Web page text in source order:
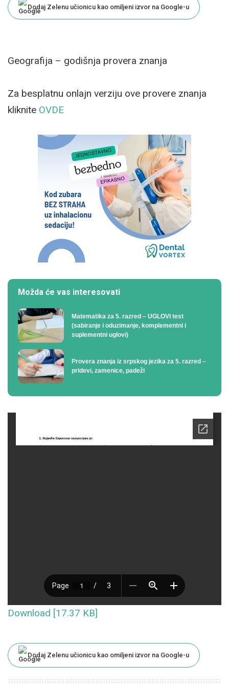
Dodaj Zelenu učionicu kao omiljeni izvor na Google-u
Geografija – godišnja provera znanja
Za besplatnu onlajn verziju ove provere znanja
kliknite OVDE
Možda će vas interesovati
Matematika za 5. razred – UGLOVI test
(sabiranje i oduzimanje, komplementni i
suplementni uglovi)
Provera znanja iz srpskog jezika za 5. razred –
pridevi, zamenice, padeži
Download [17.37 KB]
Dodaj Zelenu učionicu kao omiljeni izvor na Google-u